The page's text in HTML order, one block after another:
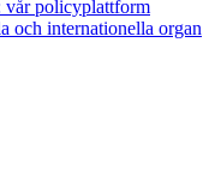
vår policyplattform
och internationella organ